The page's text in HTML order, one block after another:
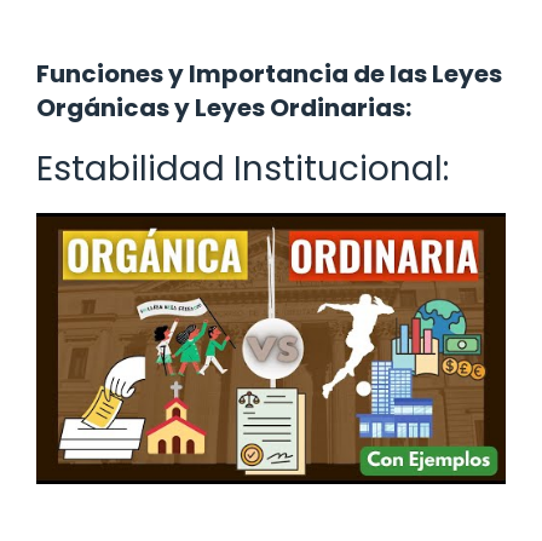
Funciones y Importancia de las Leyes
Orgánicas y Leyes Ordinarias:
Estabilidad Institucional: